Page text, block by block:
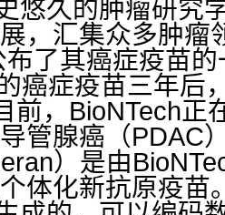
悠久的肿瘤研究
，汇集众多肿瘤
了其癌症疫苗的
癌症疫苗三年后
前，BioNTech正
管腺癌（PDAC）
）是由
体化新抗原疫苗